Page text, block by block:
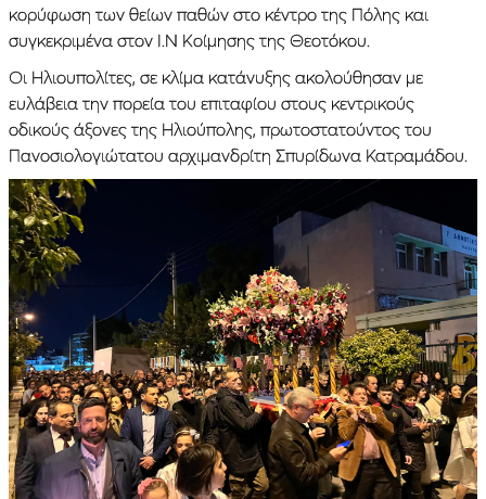
κορύφωση των θείων παθών στο κέντρο της Πόλης και
συγκεκριμένα στον Ι.Ν Κοίμησης της Θεοτόκου.
Οι Ηλιουπολίτες, σε κλίμα κατάνυξης ακολούθησαν με
ευλάβεια την πορεία του επιταφίου στους κεντρικούς
οδικούς άξονες της Ηλιούπολης, πρωτοστατούντος του
Πανοσιολογιώτατου αρχιμανδρίτη Σπυρίδωνα Κατραμάδου.